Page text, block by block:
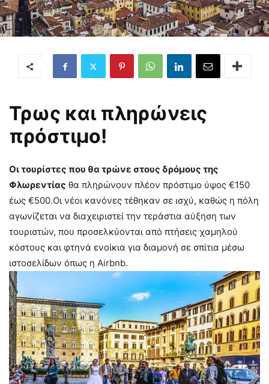
Τρως και πληρώνεις
πρόστιμο!
Οι τουρίστες που θα τρώνε στους δρόμους της
Φλωρεντίας θα πληρώνουν πλέον πρόστιμο ύψος €150
έως €500.Οι νέοι κανόνες τέθηκαν σε ισχύ, καθώς η πόλη
αγωνίζεται να διαχειριστεί την τεράστια αύξηση των
τουριστών, που προσελκύονται από πτήσεις χαμηλού
κόστους και φτηνά ενοίκια για διαμονή σε σπίτια μέσω
ιστοσελίδων όπως η Airbnb.